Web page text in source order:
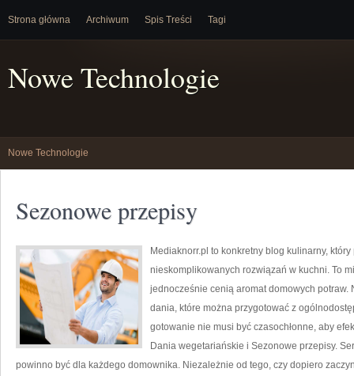
Strona główna Archiwum Spis Treści Tagi
Nowe Technologie
Nowe Technologie
Sezonowe przepisy
Mediaknorr.pl to konkretny blog kulinarny,
nieskomplikowanych rozwiązań w kuchni. To
jednocześnie cenią aromat domowych
dania, które można przygotować z
gotowanie nie musi być czasochłonne, aby
Dania wegetariańskie i Sezonowe przepisy.
powinno być dla każdego domownika. Niezależnie od tego, czy dopiero